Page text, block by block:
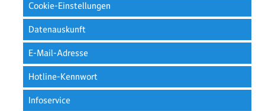
Cookie-Einstellungen
Datenauskunft
E-Mail-Adresse
Hotline-Kennwort
Infoservice